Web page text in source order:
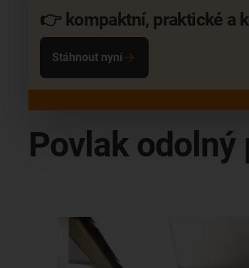
👉 kompaktní, praktické a
Stáhnout nyní
Povlak